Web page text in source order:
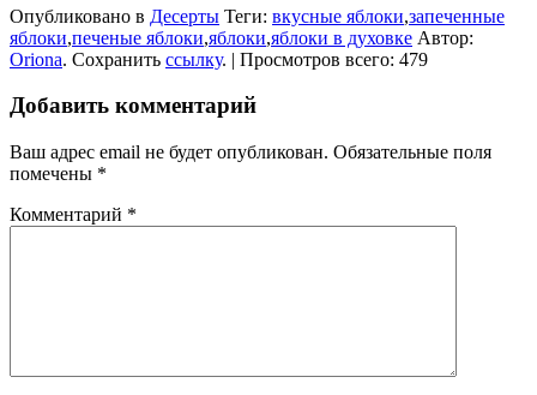
Опубликовано в Десерты Теги: вкусные яблоки,запеченные
яблоки,печеные яблоки,яблоки,яблоки в духовке Автор:
Oriona. Сохранить ссылку. | Просмотров всего: 479
Добавить комментарий
Ваш адрес email не будет опубликован. Обязательные поля
помечены *
Комментарий *